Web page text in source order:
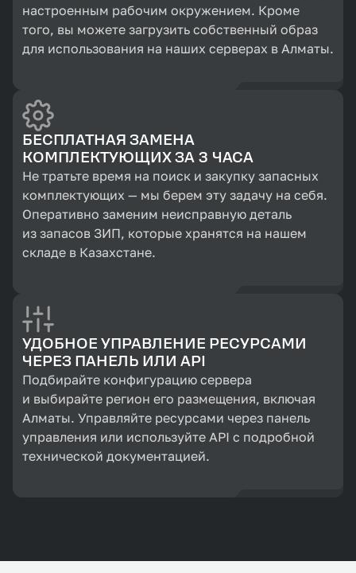
настроенным рабочим окружением. Кроме
того, вы можете загрузить собственный образ
для использования на наших серверах в Алматы.
БЕСПЛАТНАЯ ЗАМЕНА
КОМПЛЕКТУЮЩИХ ЗА 3 ЧАСА
Не тратьте время на поиск и закупку запасных
комплектующих — мы берем эту задачу на себя.
Оперативно заменим неисправную деталь
из запасов ЗИП, которые хранятся на нашем
складе в Казахстане.
УДОБНОЕ УПРАВЛЕНИЕ РЕСУРСАМИ
ЧЕРЕЗ ПАНЕЛЬ ИЛИ API
Подбирайте конфигурацию сервера
и выбирайте регион его размещения, включая
Алматы. Управляйте ресурсами через панель
управления или используйте API с подробной
технической документацией.